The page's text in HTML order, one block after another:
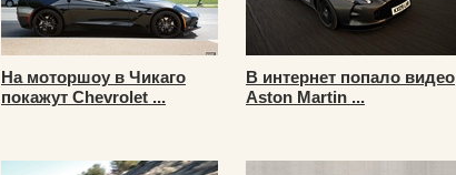
На моторшоу в Чикаго
покажут Chevrolet ...
В интернет попало видео
Aston Martin ...